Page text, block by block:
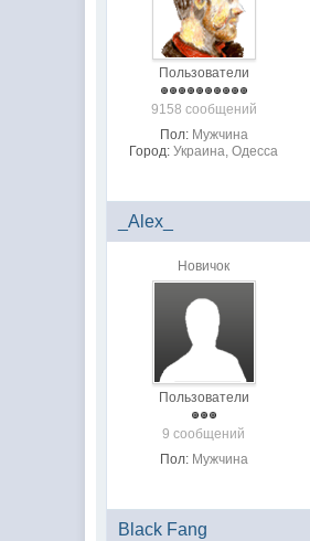
Пользователи
9158 сообщений
Пол: Мужчина
Город: Украина, Одесса
_Alex_
Новичок
Пользователи
9 сообщений
Пол: Мужчина
Black Fang